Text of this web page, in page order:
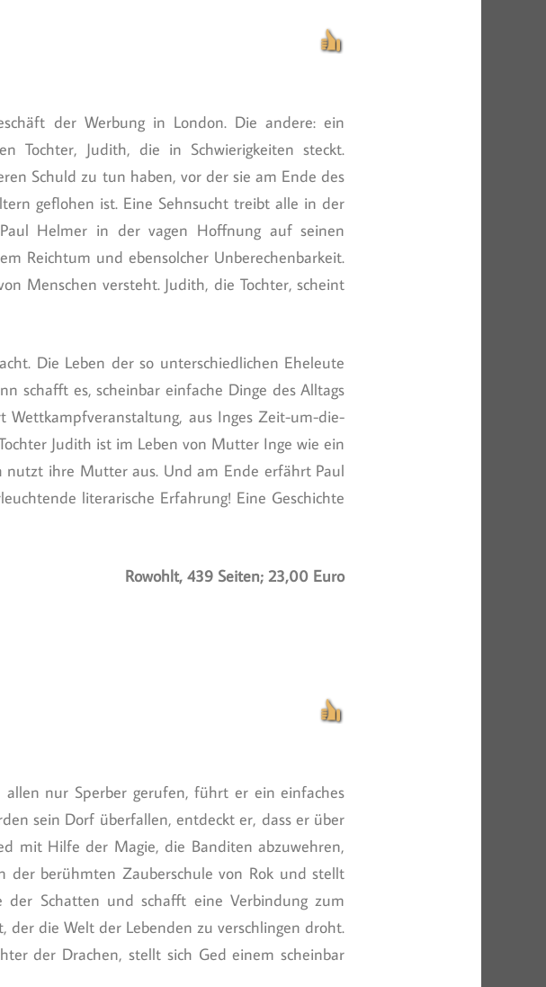
der Werbung in London. Die andere: ein
Tochter, Judith, die in Schwierigkeiten steckt.
Schuld zu tun haben, vor der sie am Ende des
geflohen ist. Eine Sehnsucht treibt alle in der
Helmer in der vagen Hoffnung auf seinen
Reichtum und ebensolcher Unberechenbarkeit.
Menschen versteht. Judith, die Tochter, scheint
Die Leben der so unterschiedlichen Eheleute
schafft es, scheinbar einfache Dinge des Alltags
aus Inges Zeit-um-die-
Judith ist im Leben von Mutter Inge wie ein
nutzt ihre Mutter aus. Und am Ende erfährt Paul
literarische Erfahrung! Eine Geschichte
Rowohlt, 439 Seiten; 23,00 Euro
nur Sperber gerufen, führt er ein einfaches
sein Dorf überfallen, entdeckt er, dass er über
mit Hilfe der Magie, die Banditen abzuwehren,
berühmten Zauberschule von Rok und stellt
Schatten und schafft eine Verbindung zum
der die Welt der Lebenden zu verschlingen droht.
der Drachen, stellt sich Ged einem scheinbar